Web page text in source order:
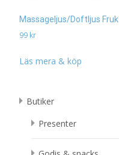
Massageljus/Doftljus
99 kr
Läs mera & köp
Butiker
Presenter